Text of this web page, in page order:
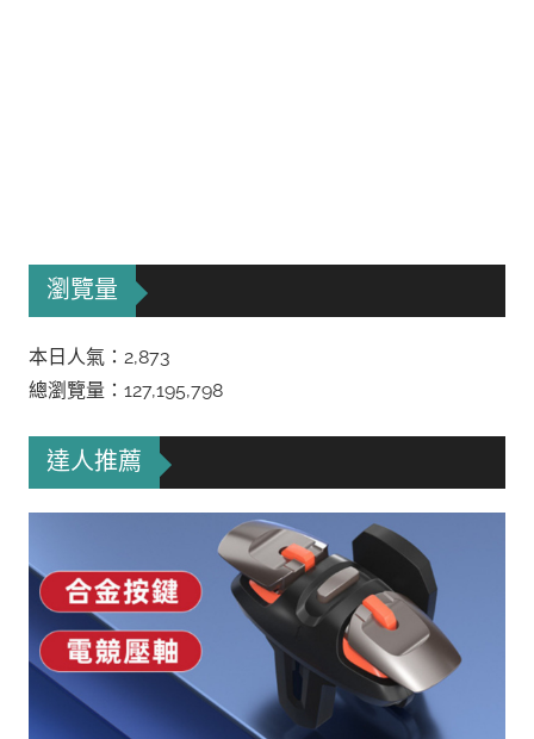
瀏覽量
本日人氣：2,873
總瀏覽量：127,195,798
達人推薦